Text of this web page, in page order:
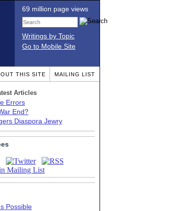
69 million page views
Writings by Topic
Go to Mobile Site
THIS SITE MAILING LIST
Articles
Errors
End?
Diaspora Jewry
Possible